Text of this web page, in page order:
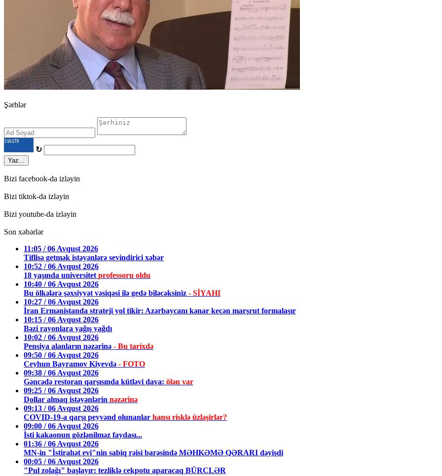
Şərhlər
↻
Yaz...
Bizi facebook-da izləyin
Bizi tiktok-da izləyin
Bizi youtube-da izləyin
Son xəbərlər
11:05 / 06 Avqust 2026
Tiflisə getmək istəyənlərə sevindirici xəbər
10:52 / 06 Avqust 2026
18 yaşında universitet professoru oldu
10:40 / 06 Avqust 2026
Bu ölkələrə şəxsiyyət vəsiqəsi ilə gedə biləcəksiniz - SİYAHI
10:27 / 06 Avqust 2026
İran Ermənistanda strateji yol tikir: Azərbaycanı kənar keçən marşrut formalaşır
10:15 / 06 Avqust 2026
Bəzi rayonlara yağış yağdı
10:02 / 06 Avqust 2026
Pensiya alanların nəzərinə - Bu tarixdə
09:50 / 06 Avqust 2026
Ceyhun Bayramov Kiyevdə - FOTO
09:38 / 06 Avqust 2026
Gəncədə restoran qarşısında kütləvi dava: ölən var
09:25 / 06 Avqust 2026
Dollar almaq istəyənlərin nəzərinə
09:13 / 06 Avqust 2026
COVID-19-a qarşı peyvənd olunanlar hansı risklə üzləşirlər?
09:00 / 06 Avqust 2026
İsti kakaonun gözlənilməz faydası...
01:36 / 06 Avqust 2026
MN-in "İstirahət evi"nin sabiq rəisi barəsində MƏHKƏMƏ QƏRARI dəyişdi
00:05 / 06 Avqust 2026
"Pul zolağı" başlayır: tezliklə cekpotu aparacaq BÜRCLƏR